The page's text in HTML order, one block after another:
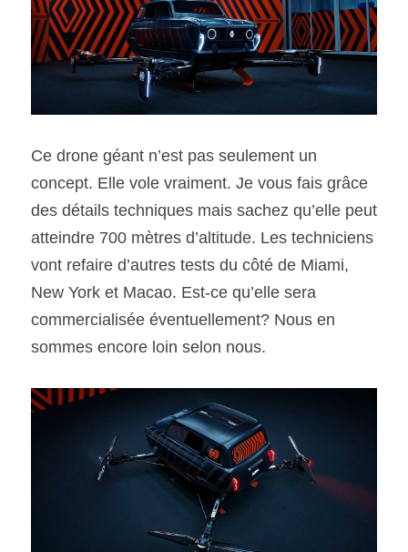
Ce drone géant n’est pas seulement un
concept. Elle vole vraiment. Je vous fais grâce
des détails techniques mais sachez qu’elle peut
atteindre 700 mètres d’altitude. Les techniciens
vont refaire d’autres tests du côté de Miami,
New York et Macao. Est-ce qu’elle sera
commercialisée éventuellement? Nous en
sommes encore loin selon nous.